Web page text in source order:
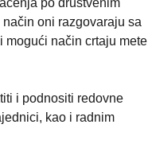
po društvenim
oni razgovaraju sa
mogući način crtaju mete
i podnositi redovne
kao i radnim